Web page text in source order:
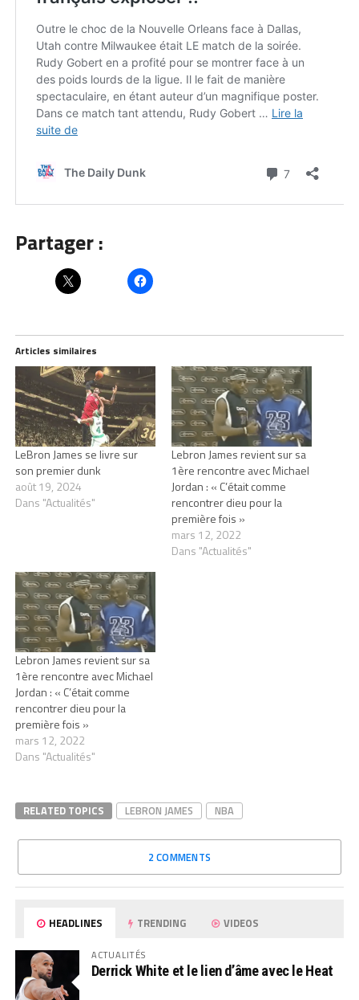
Partager :
Articles similaires
LeBron James se livre sur
son premier dunk
août 19, 2024
Dans "Actualités"
Lebron James revient sur sa
1ère rencontre avec Michael
Jordan : « C’était comme
rencontrer dieu pour la
première fois »
mars 12, 2022
Dans "Actualités"
Lebron James revient sur sa
1ère rencontre avec Michael
Jordan : « C’était comme
rencontrer dieu pour la
première fois »
mars 12, 2022
Dans "Actualités"
RELATED TOPICS LEBRON JAMES NBA
2 COMMENTS
HEADLINES TRENDING VIDEOS
ACTUALITÉS
Derrick White et le lien d’âme avec le Heat